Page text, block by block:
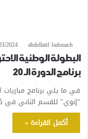
abdellatif fadouach
2024
البطولة الوطنية
برنامج الدورة الـ 20
“إنوي” للقسم الثاني في
أكمل القراءة »